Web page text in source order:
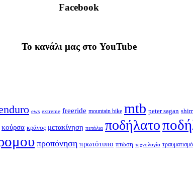
Facebook
To κανάλι μας στο YouTube
ews extreme freeride mountain bike mtb peter sagan
κούρσα κράνος μετακίνηση πετάλια ποδήλατο
προπόνηση πρωτότυπο πτώση τεχνολογία